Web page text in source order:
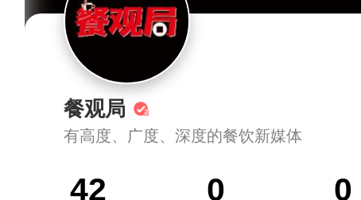
餐观局
有高度、广度、深度的餐饮新媒体
42 0 0